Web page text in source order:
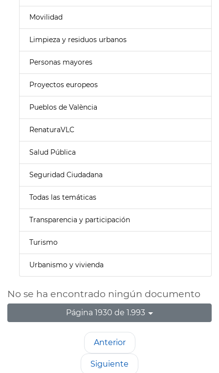
Movilidad
Limpieza y residuos urbanos
Personas mayores
Proyectos europeos
Pueblos de València
RenaturaVLC
Salud Pública
Seguridad Ciudadana
Todas las temáticas
Transparencia y participación
Turismo
Urbanismo y vivienda
No se ha encontrado ningún documento
Página 1930 de 1.993
Anterior
Siguiente